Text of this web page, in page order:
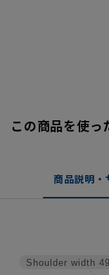
この商品を使っ
商品説明・
Shoulder width